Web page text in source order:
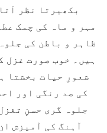
بکھیرتا نظر
مہر و ماہ کی چمک
ظاہر و باطن کی
ہیں۔ خوب صورت غزل
شعورِ حیات بخشتا
کی صد رنگی اور
جلوہ گری حسنِ
آہنگ کی آمیزش